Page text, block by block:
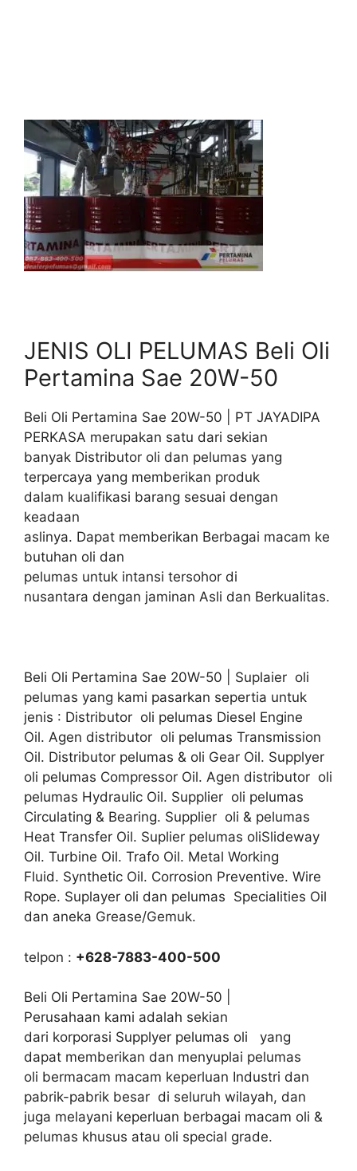
JENIS OLI PELUMAS Beli Oli
Pertamina Sae 20W-50
Beli Oli Pertamina Sae 20W-50 | PT JAYADIPA
PERKASA merupakan satu dari sekian
banyak Distributor oli dan pelumas yang
terpercaya yang memberikan produk
dalam kualifikasi barang sesuai dengan
keadaan
aslinya. Dapat memberikan Berbagai macam ke
butuhan oli dan
pelumas untuk intansi tersohor di
nusantara dengan jaminan Asli dan Berkualitas.
Beli Oli Pertamina Sae 20W-50 | Suplaier oli
pelumas yang kami pasarkan sepertia untuk
jenis : Distributor oli pelumas Diesel Engine
Oil. Agen distributor oli pelumas Transmission
Oil. Distributor pelumas & oli Gear Oil. Supplyer
oli pelumas Compressor Oil. Agen distributor oli
pelumas Hydraulic Oil. Supplier oli pelumas
Circulating & Bearing. Supplier oli & pelumas
Heat Transfer Oil. Suplier pelumas oliSlideway
Oil. Turbine Oil. Trafo Oil. Metal Working
Fluid. Synthetic Oil. Corrosion Preventive. Wire
Rope. Suplayer oli dan pelumas Specialities Oil
dan aneka Grease/Gemuk.
telpon : +628-7883-400-500
Beli Oli Pertamina Sae 20W-50 |
Perusahaan kami adalah sekian
dari korporasi Supplyer pelumas oli yang
dapat memberikan dan menyuplai pelumas
oli bermacam macam keperluan Industri dan
pabrik-pabrik besar di seluruh wilayah, dan
juga melayani keperluan berbagai macam oli &
pelumas khusus atau oli special grade.